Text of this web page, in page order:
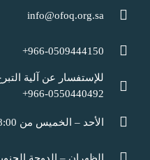
info@ofoq.org.sa
966-0509444150+
للإستفسار عن آلية
966-0550440492+
الأحد – الخميس من 8:00 صباحا – 3:00 مساء